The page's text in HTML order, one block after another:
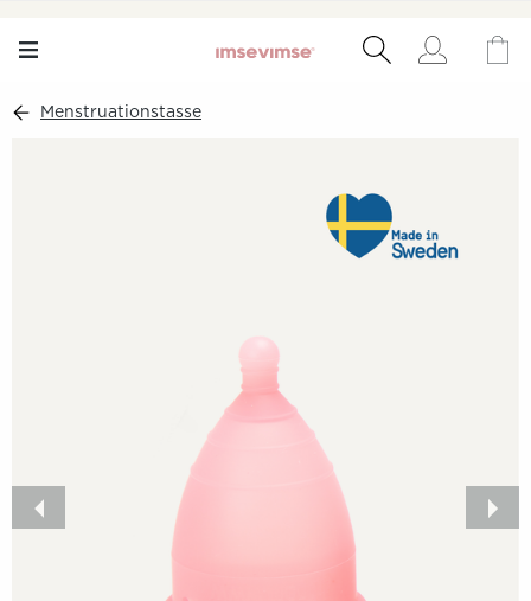
Menstruationstasse